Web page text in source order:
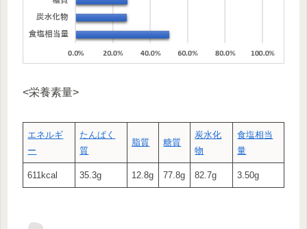
<栄養素量>
エネルギ
ー
たんぱく
質
脂質 糖質
炭水化
物
食塩相当
量
611kcal 35.3g 12.8g 77.8g 82.7g 3.50g